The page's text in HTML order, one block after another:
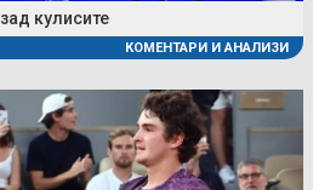
кулисите
КОМЕНТАРИ И АНАЛИЗИ